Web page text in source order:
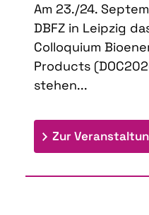
Am 23./24.
DBFZ in Leipzig
Colloquium
Products
stehen...
Zur